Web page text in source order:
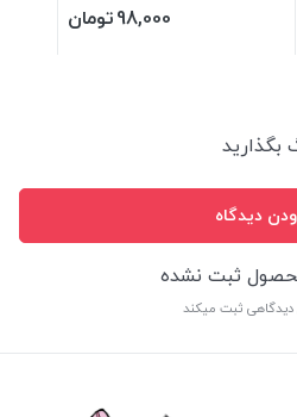
98,000تومان
بگذارید
دیدگاه
ثبت نشده
دیدگاهی ثبت میکند